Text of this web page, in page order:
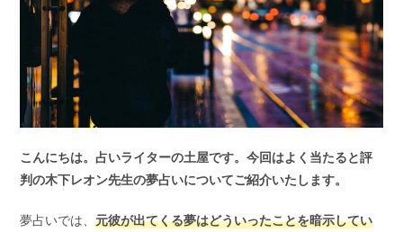
こんにちは。占いライターの土屋です。今回はよく当たると評
判の木下レオン先生の夢占いについてご紹介いたします。
夢占いでは、元彼が出てくる夢はどういったことを暗示してい